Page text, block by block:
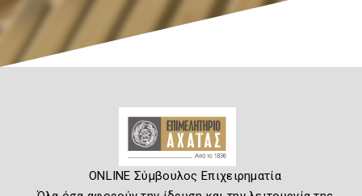
ONLINE Σύμβουλος Επιχειρηματία